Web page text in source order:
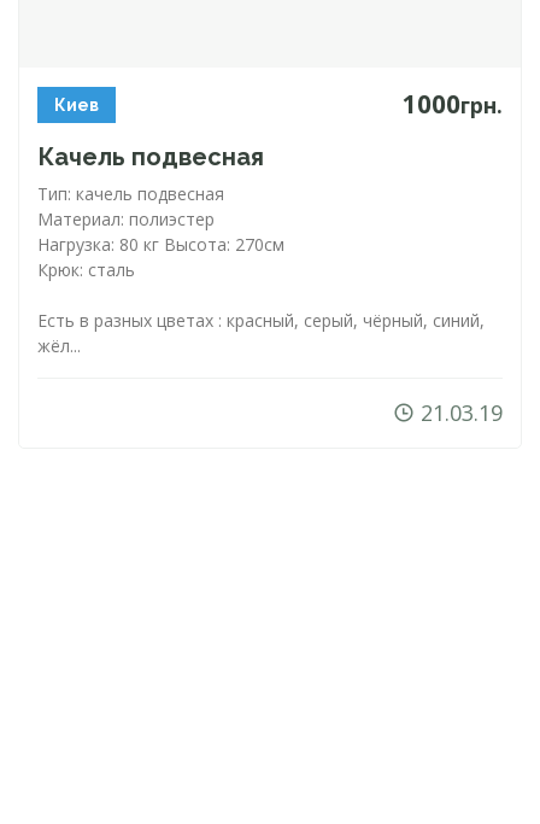
Киев 1000грн.
Качель подвесная
Тип: качель подвесная
Материал: полиэстер
Нагрузка: 80 кг Высота: 270см
Крюк: сталь
Есть в разных цветах : красный, серый, чёрный, синий,
жёл...
21.03.19